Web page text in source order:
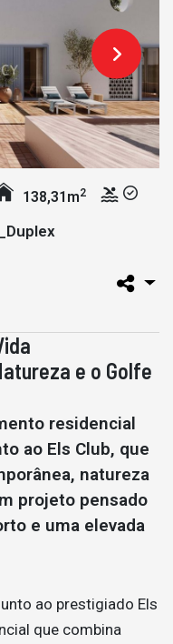
138,31m2
e o Golfe
residencial
ao Els Club, que
natureza
projeto pensado
e uma elevada
ao prestigiado Els
que combina